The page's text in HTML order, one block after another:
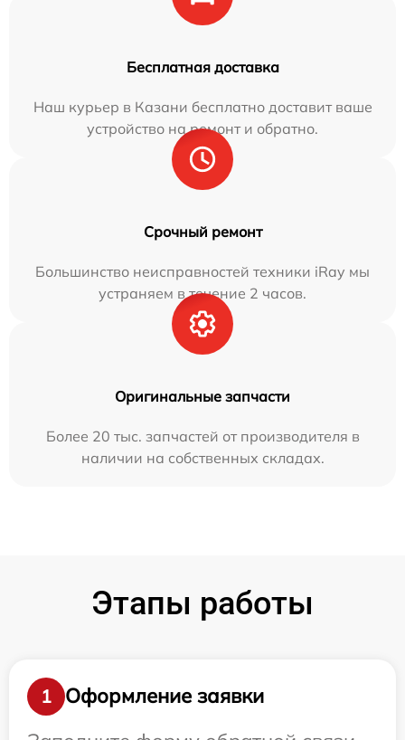
Бесплатная доставка
Наш курьер в Казани бесплатно доставит ваше
устройство на ремонт и обратно.
Срочный ремонт
Большинство неисправностей техники iRay мы
устраняем в течение 2 часов.
Оригинальные запчасти
Более 20 тыс. запчастей от производителя в
наличии на собственных складах.
Этапы работы
1
Оформление заявки